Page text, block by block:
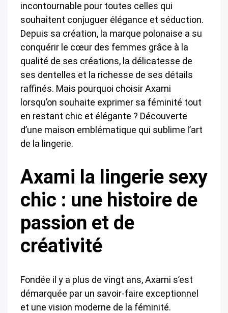
incontournable pour toutes celles qui
souhaitent conjuguer élégance et séduction.
Depuis sa création, la marque polonaise a su
conquérir le cœur des femmes grâce à la
qualité de ses créations, la délicatesse de
ses dentelles et la richesse de ses détails
raffinés. Mais pourquoi choisir Axami
lorsqu’on souhaite exprimer sa féminité tout
en restant chic et élégante ? Découverte
d’une maison emblématique qui sublime l’art
de la lingerie.
Axami la lingerie sexy
chic : une histoire de
passion et de
créativité
Fondée il y a plus de vingt ans, Axami s’est
démarquée par un savoir-faire exceptionnel
et une vision moderne de la féminité.